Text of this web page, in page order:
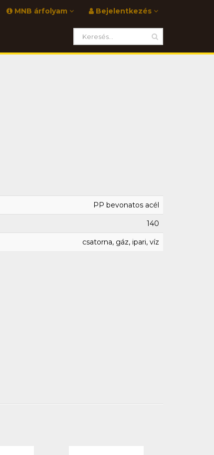
Bejelentkezés
MNB árfolyam
PP bevonatos acél
140
csatorna, gáz, ipari, víz